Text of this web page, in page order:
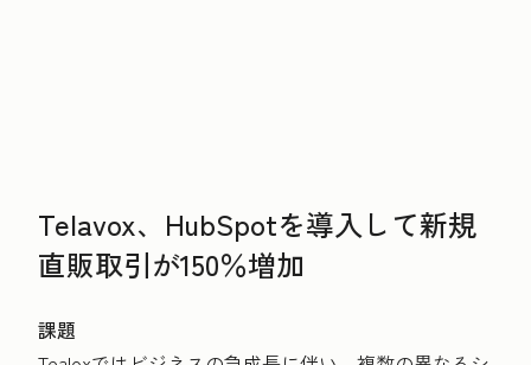
Telavox、HubSpotを導入して新規
直販取引が150％増加
課題